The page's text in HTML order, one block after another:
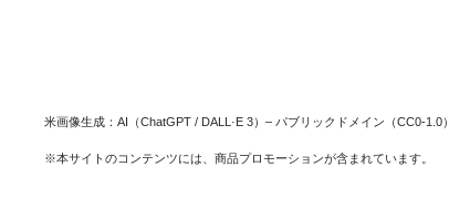
米画像生成：AI（ChatGPT / DALL·E 3）– パブリックドメイン（CC0-1.0）
※本サイトのコンテンツには、商品プロモーションが含まれています。